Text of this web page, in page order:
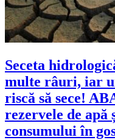
Seceta
multe râuri, iar
riscă să sece!
rezervele de apă
consumului în